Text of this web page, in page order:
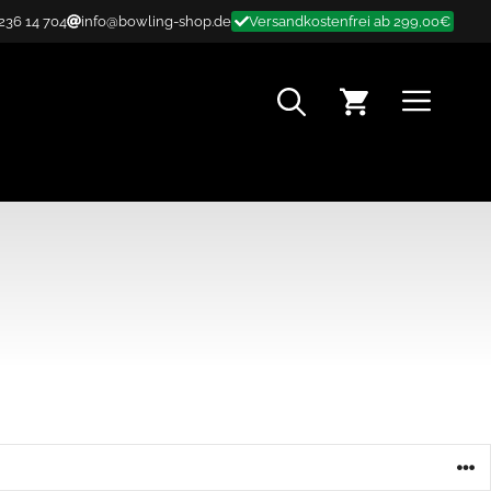
14 704 info@bowling-shop.de Versandkostenfrei ab 299,00€
MENÜ